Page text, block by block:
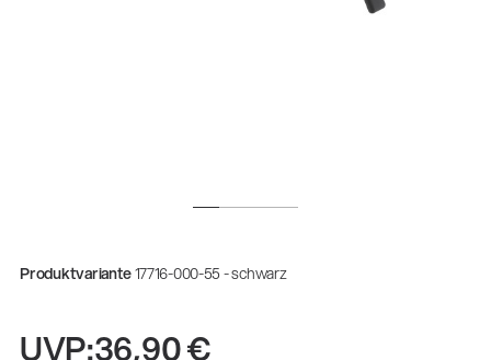
Produktvariante17716-000-55 - schwarz
UVP:36,90 €